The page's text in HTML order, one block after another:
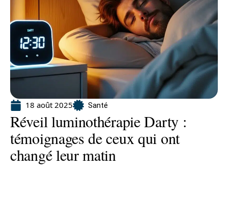
18 août 2025 Santé
Réveil luminothérapie Darty :
témoignages de ceux qui ont
changé leur matin